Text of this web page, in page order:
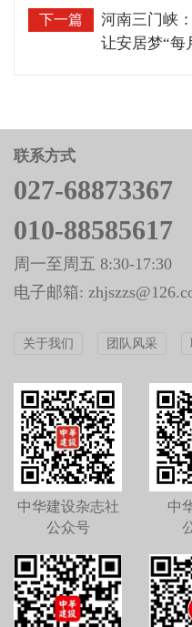
下一篇
河南三门峡
让安居梦“每
联系方式
027-68873367
010-88585617
周一至周五 8:30-17:30
电子邮箱:
关于我们 团队风采
中华建设杂志社
公众号
中